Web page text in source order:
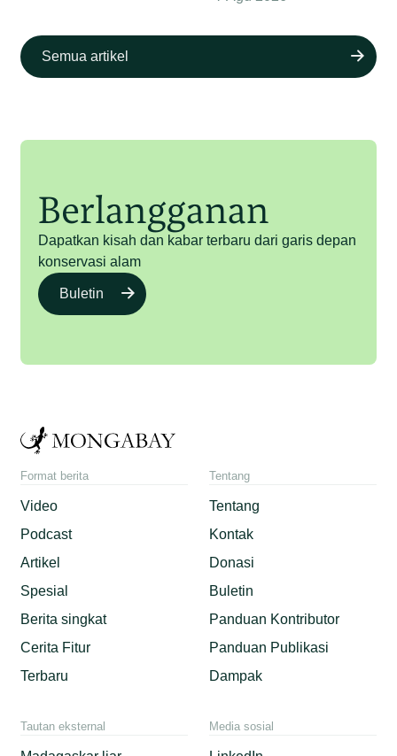
Semua artikel
Berlangganan
Dapatkan kisah dan kabar terbaru dari garis depan
konservasi alam
Buletin
Format berita
Video
Podcast
Artikel
Spesial
Berita singkat
Cerita Fitur
Terbaru
Tentang
Tentang
Kontak
Donasi
Buletin
Panduan Kontributor
Panduan Publikasi
Dampak
Tautan eksternal Media sosial